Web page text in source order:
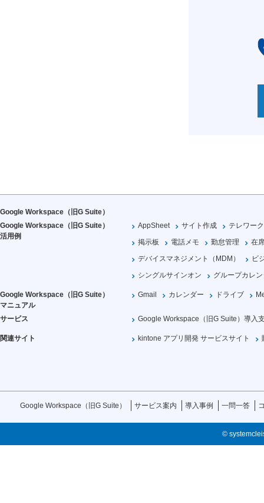
Google Workspace（旧G Suite）
Google Workspace（旧G Suite）
活用例
AppSheet サイト作成
テレワーク
掲示板
電話メモ 勤怠管理
在
デバイスマネジメント（MDM）
ビ
シングルサインオン
グループカレ
Google Workspace（旧G Suite）
マニュアル
Gmail カレンダー ドライブ
サービス Google Workspace（旧G Suite）導入
関連サイト kintone アプリ開発 サービスサイト
Google Workspace（旧G Suite） サービス案内 導入事例 一問一答
©